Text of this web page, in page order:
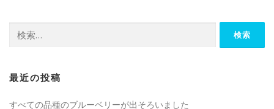
索:
最近の投稿
すべての品種のブルーベリーが出そろいました